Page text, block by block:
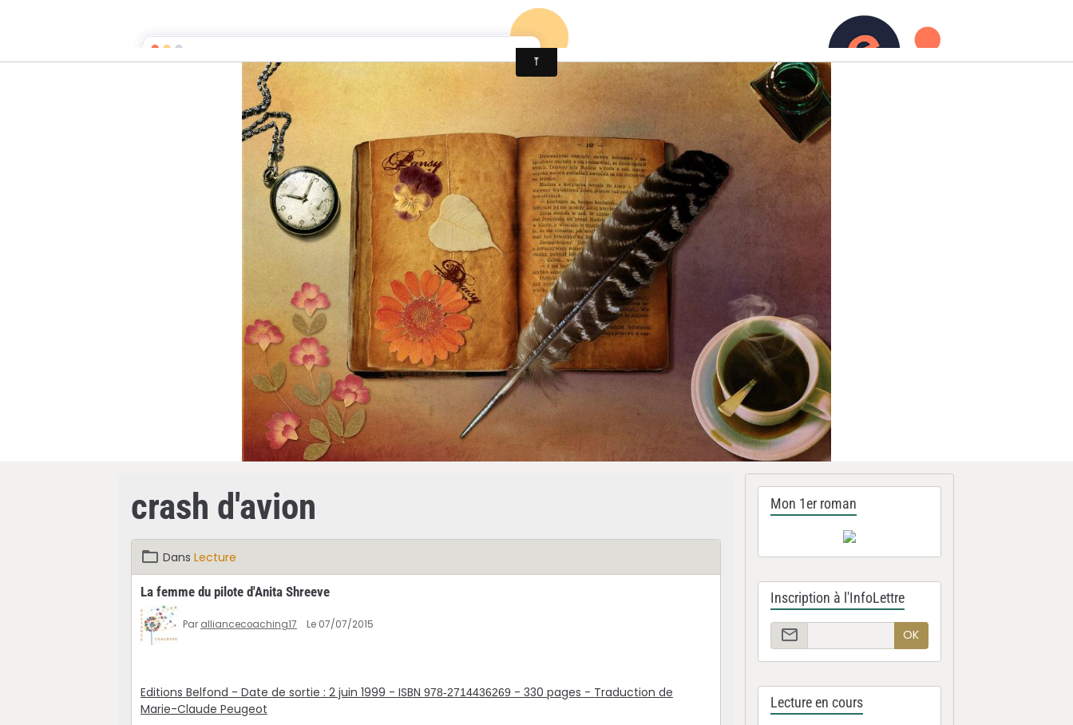
Mon blog Contact
crash d'avion
Dans Lecture
La femme du pilote d'Anita Shreeve
Par alliancecoaching17 Le 07/07/2015
Editions Belfond - Date de sortie : 2 juin 1999 - ISBN 978-2714436269 - 330 pages - Traduction de
Marie-Claude Peugeot
Mon 1er roman
Inscription à l'InfoLettre
OK
Lecture en cours